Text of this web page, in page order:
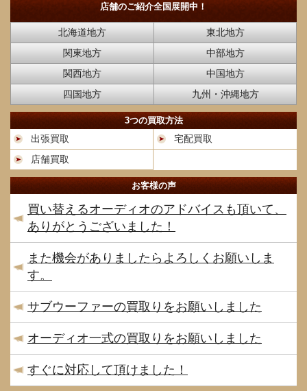
店舗のご紹介全国展開中！
北海道地方
東北地方
関東地方
中部地方
関西地方
中国地方
四国地方
九州・沖縄地方
3つの買取方法
出張買取
宅配買取
店舗買取
お客様の声
買い替えるオーディオのアドバイスも頂いて、
ありがとうございました！
また機会がありましたらよろしくお願いしま
す。
サブウーファーの買取りをお願いしました
オーディオ一式の買取りをお願いしました
すぐに対応して頂けました！